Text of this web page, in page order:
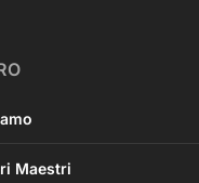
Maestri